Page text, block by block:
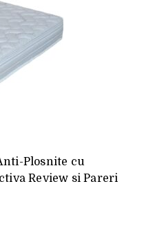
Plosnite cu
Review si Pareri